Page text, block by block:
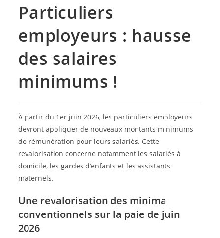
Particuliers
employeurs : hausse
des salaires
minimums !
À partir du 1er juin 2026, les particuliers employeurs
devront appliquer de nouveaux montants minimums
de rémunération pour leurs salariés. Cette
revalorisation concerne notamment les salariés à
domicile, les gardes d’enfants et les assistants
maternels.
Une revalorisation des minima
conventionnels sur la paie de juin
2026